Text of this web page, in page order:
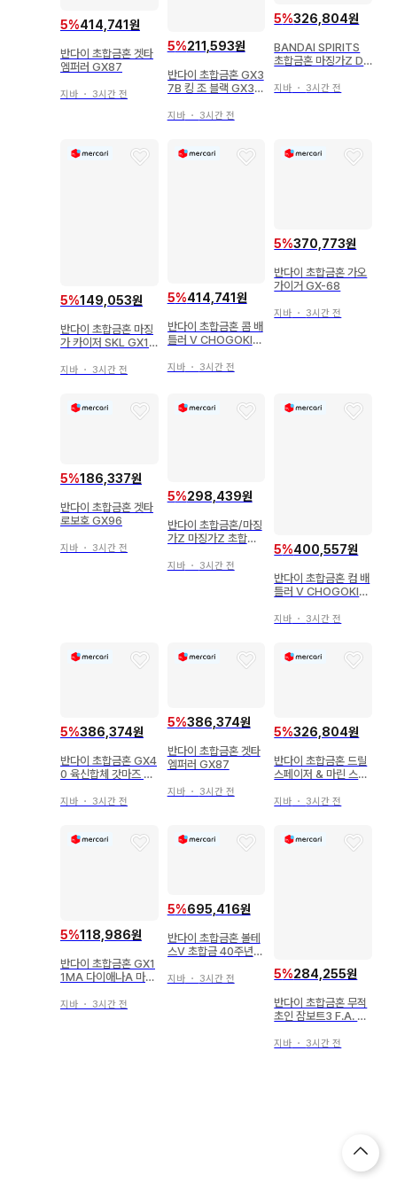
5%414,741원
반다이 초합금혼 겟타
엠퍼러 GX87
지바 ・ 3시간 전
5%211,593원
반다이 초합금혼 GX3
7B 킹 조 블랙 GX37
지바・ 3시간 전
5%326,804원
BANDAI SPIRITS
초합금혼 마징가Z D.
Ver. GX70SP
지바 ・ 3시간 전
5%149,053원
반다이 초합금혼 마징
가 카이저 SKL GX10
지바 ・ 3시간 전
5%414,741원
반다이 초합금혼 콤 배
틀러 V CHOGOKIN
지바・ 3시간 전
5%370,773원
반다이 초합금혼 가오
가이거 GX-68
지바 ・ 3시간 전
5%186,337원
반다이 초합금혼 겟타
로보호 GX96
지바 ・ 3시간 전
5%298,439원
반다이 초합금혼/마징
가Z 마징가Z 초합금
01R40
지바・ 3시간 전
5%400,557원
반다이 초합금혼 컴 배
틀러 V CHOGOKIN
지바 ・ 3시간 전
5%386,374원
반다이 초합금혼 GX4
0 육신합체 갓마즈 G
지바 ・ 3시간 전
5%386,374원
반다이 초합금혼 겟타
엠퍼러 GX87
지바・ 3시간 전
5%326,804원
반다이 초합금혼 드릴
스페이저 & 마린 스페
D.C. 대응 GX76X2
지바 ・ 3시간 전
5%118,986원
반다이 초합금혼 GX1
1MA 다이애나A 마징
지바 ・ 3시간 전
5%695,416원
반다이 초합금혼 볼테
스V 초합금 40주년
지바・ 3시간 전 5%284,255원
반다이 초합금혼 무적
초인 잠보트3 F.A. G
지바 ・ 3시간 전